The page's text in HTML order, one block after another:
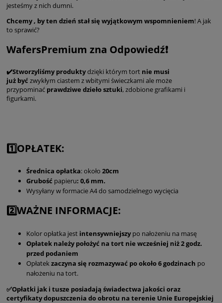
jesteśmy z nich dumni.
Chcemy , by ten dzień stał się wyjątkowym wspomnieniem! A jak
to sprawić?
WafersPremium zna Odpowiedź❗️
✔️Stworzyliśmy produktydzięki którym tort nie musi
już być zwykłym ciastem z wbitymi świeczkami ale może
przypominać prawdziwe dzieło sztuki, zdobione grafikami i
figurkami.
1️⃣OPŁATEK:
Średnica opłatka: około 20cm
Grubość papieru: 0,6 mm.
Wysyłany w formacie A4 do samodzielnego wycięcia
2️⃣WAŻNE INFORMACJE:
Kolor opłatka jest intensywniejszypo nałożeniu na masę
Opłatek należy położyć na tort nie wcześniej niż 2 godz.
przed podaniem
Opłatek zaczyna się rozmazywać po około 6 godzinach po
nałożeniu na tort.
✅Opłatki jak i tusze posiadają świadectwa jakości oraz
certyfikaty dopuszczenia do obrotu na terenie Unie Europejskiej